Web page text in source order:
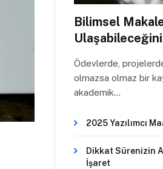
Bilimsel
Ödevlerde,
olmazsa olmaz bir
akademik…
2025 Yazılımcı
Dikkat Sürenizin
İşaret